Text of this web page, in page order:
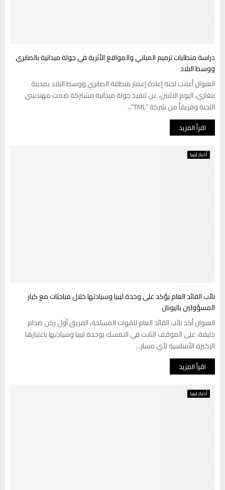
دراسة متطلبات ترميم المباني والمواقع الأثرية في جولة ميدانية بالصابري
ووسط البلاد
العنوان أعلنت لجنة إعادة إعمار منطقة الصابري ووسط البلاد بمدينة
بنغازي، اليوم الاثنين، عن تنفيذ جولة ميدانية مشتركة ضمت مهندسي
اللجنة وفريقاً من شركة “TML”...
اقرأ المزيد
أخبار ليبيا
نائب القائد العام يؤكد على وحدة ليبيا وسيادتها خلال مباحثات مع كبار
المسؤولين باليونان
العنوان أكد نائب القائد العام للقوات المسلحة، الفريق أول ركن صدام
خليفة، على الموقف الثابت في التمسك بوحدة ليبيا وسيادتها باعتبارها
الركيزة الأساسية لأي مسار...
اقرأ المزيد
أخبار ليبيا